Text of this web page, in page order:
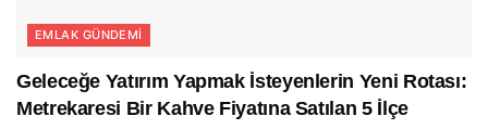
EMLAK GÜNDEMI
Geleceğe Yatırım Yapmak İsteyenlerin Yeni Rotası:
Metrekaresi Bir Kahve Fiyatına Satılan 5 İlçe